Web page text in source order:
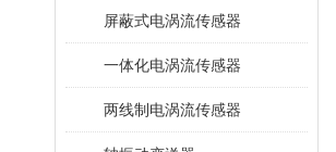
屏蔽式电涡流传感器
一体化电涡流传感器
两线制电涡流传感器